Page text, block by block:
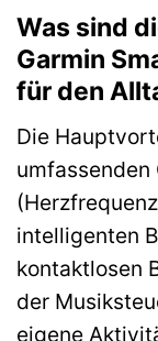
Was sind
Garmin
für den
Die
intelligenten
kontaktlosen
der
eigene